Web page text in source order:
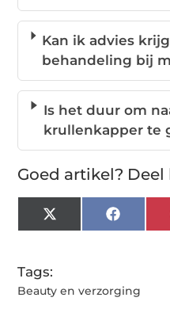
Kan ik advies
behandeling bij
Is het duur om
krullenkapper te
Goed artikel?
X
(Twitter)
Tags:
Beauty en verzorging